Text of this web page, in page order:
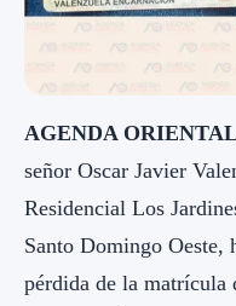
AGENDA
señor Oscar Javier
Residencial Los
Santo Domingo Oeste,
pérdida de la matrícula